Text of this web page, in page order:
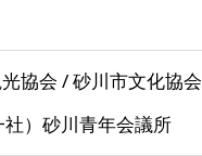
協会 / 砂川市文化協会
）砂川青年会議所